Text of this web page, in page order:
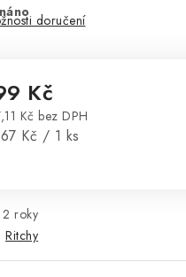
doručení
Kč
Kč bez DPH
cena:
Kč / 1 ks
2 roky
Ritchy